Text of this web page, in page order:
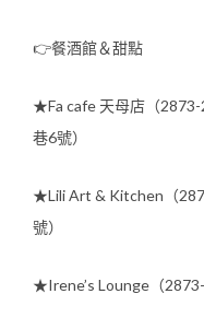
👉餐酒館＆甜點
★Fa cafe 天母店（
巷6號）
★Lili Art & Kitchen（
號）
★Irene’s Lounge（